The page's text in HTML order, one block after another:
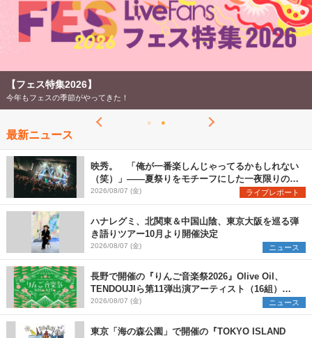
【フェス特集2026】
今年もフェスの季節がやってきた！
最新ニュース
映秀。 「俺が一番楽しんじゃってるかもしれない
（笑）」――夏祭りをモチーフにした一夜限りのス
ペシャルライブ『色祭』レポート
2026/08/07 (金) ライブレポート
ハナレグミ、北関東＆中国山陰、東京大阪を巡る弾
き語りツアー10月より開催決定
2026/08/07 (金) ニュース
長野で開催の『りんご音楽祭2026』Olive Oil、
TENDOUJIら第11弾出演アーティスト（16組）を
発表
2026/08/07 (金) ニュース
東京「海の森公園」で開催の『TOKYO ISLAND